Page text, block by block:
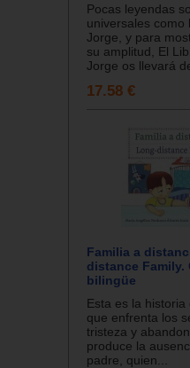
Pocas leyendas
universales como
Jorge, y para
su amplitud, El
Jorge os llevará
17.58 €
Familia a
distance Family.
bilingüe
Esta es la historia
que enfrenta los
tristeza y
produce la
padre, quien...